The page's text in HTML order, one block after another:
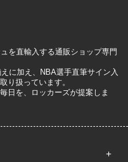
を直輸入する通販ショップ専門
に加え、NBA選手直筆サイン入
り扱っています。
日を、ロッカーズが提案しま